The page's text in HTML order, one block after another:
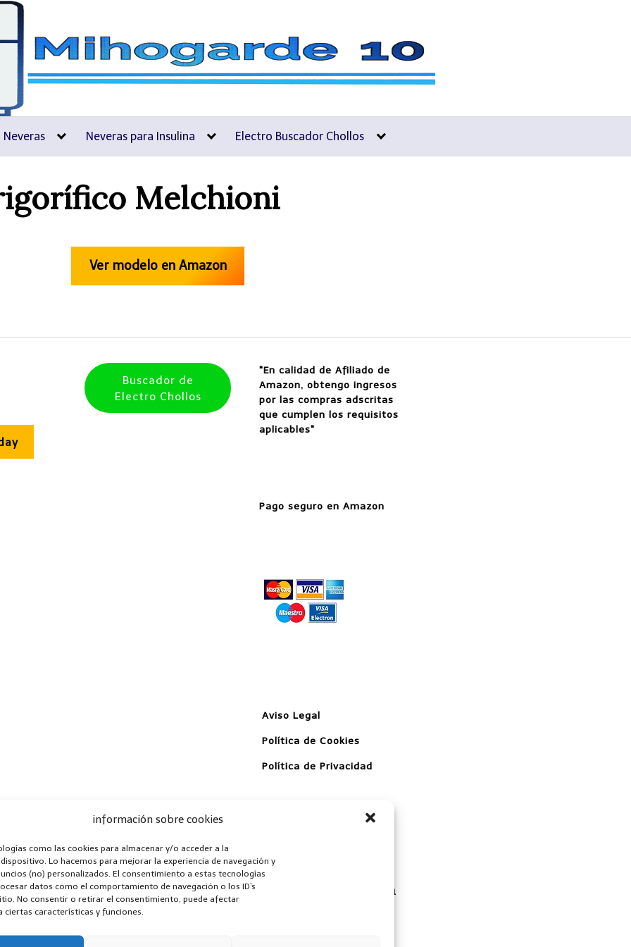
información sobre cookies
como las cookies para almacenar y/o acceder a la
Lo hacemos para mejorar la experiencia de navegación y
(no) personalizados. El consentimiento a estas tecnologías
datos como el comportamiento de navegación o los ID's
No consentir o retirar el consentimiento, puede afectar
ciertas características y funciones.
Neveras Neveras para Insulina Electro Buscador Chollos
Melchioni
Ver modelo en Amazon
Buscador de
Electro Chollos
"En calidad de Afiliado de
Amazon, obtengo ingresos
por las compras adscritas
que cumplen los requisitos
aplicables"
Pago seguro en Amazon
Aviso Legal
Política de Cookies
Política de Privacidad
Mihogarde10.com